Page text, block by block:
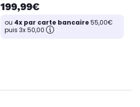
199,99€
ou 4x par carte bancaire55,00€
puis 3x 50,00